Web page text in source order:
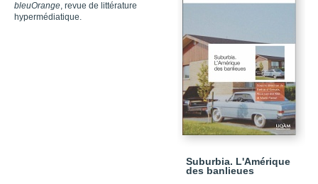
bleuOrange, revue de littérature
hypermédiatique.
Suburbia. L'Amérique
des banlieues